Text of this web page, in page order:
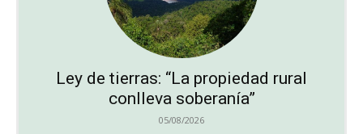
Ley de tierras: “La propiedad rural
conlleva soberanía”
05/08/2026